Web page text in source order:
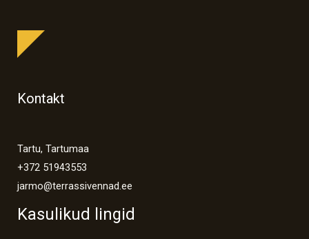
Kontakt
Tartu, Tartumaa
+372 51943553
jarmo@terrassivennad.ee
Kasulikud lingid